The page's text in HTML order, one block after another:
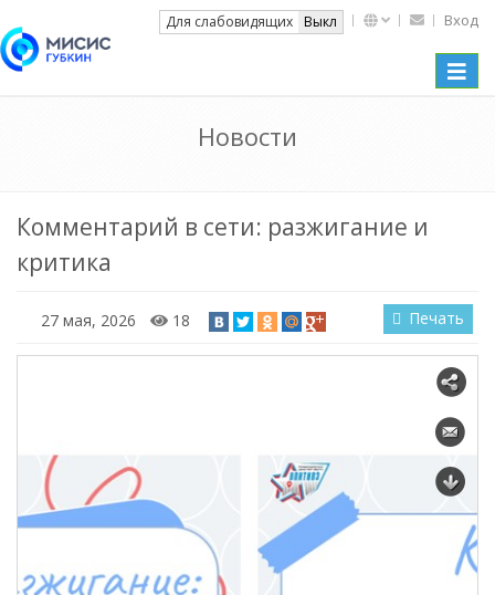
Для слабовидящих Выкл Вход
Toggle
Новости
Комментарий в сети: разжигание и
критика
27 мая, 2026 18 Печать